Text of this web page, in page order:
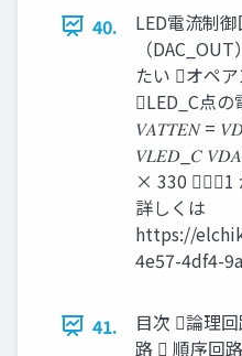
40.
LED電流制
（
たい オペ
LED_C点
𝑉𝐴𝑇𝑇𝐸𝑁 =
𝑉𝐿𝐸𝐷_𝐶
× 330 𝐼𝐷1
詳しくは
https://
4e57-4df4-
41.
目次 論理
路  順序回